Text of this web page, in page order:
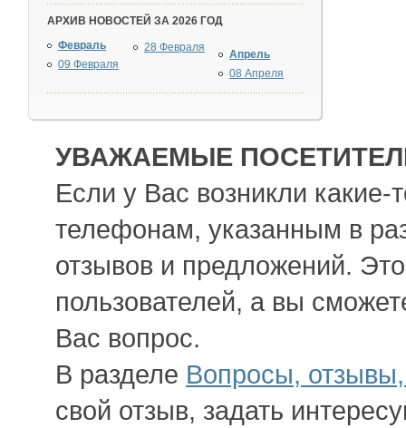
АРХИВ НОВОСТЕЙ ЗА 2026 ГОД
Февраль
09 Февраля
28 Февраля
Апрель
08 Апреля
УВАЖАЕМЫЕ
Если у Вас возникли
телефонам, указанным в
отзывов и предложений.
пользователей, а вы
Вас вопрос.
В разделе Вопросы,
свой отзыв, задать